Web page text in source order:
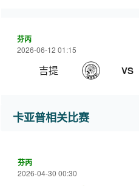
芬丙
2026-06-12 01:15
吉提 VS
卡亚普相关比赛
芬丙
2026-04-30 00:30